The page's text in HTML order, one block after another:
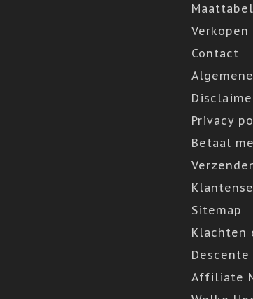
Contact
Privacy
Betaal
Sitemap
Klachten
Affiliate